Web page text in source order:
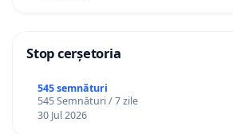
Stop cerșetoria
545 semnături
545 Semnături / 7 zile
30 Jul 2026